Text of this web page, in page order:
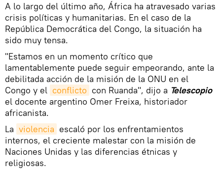
A lo largo del último año, África ha atravesado varias
crisis políticas y humanitarias. En el caso de la
República Democrática del Congo, la situación ha
sido muy tensa.
"Estamos en un momento crítico que
lamentablemente puede seguir empeorando, ante la
debilitada acción de la misión de la ONU en el
Congo y el conflicto con Ruanda", dijo a Telescopio
el docente argentino Omer Freixa, historiador
africanista.
La violencia escaló por los enfrentamientos
internos, el creciente malestar con la misión de
Naciones Unidas y las diferencias étnicas y
religiosas.